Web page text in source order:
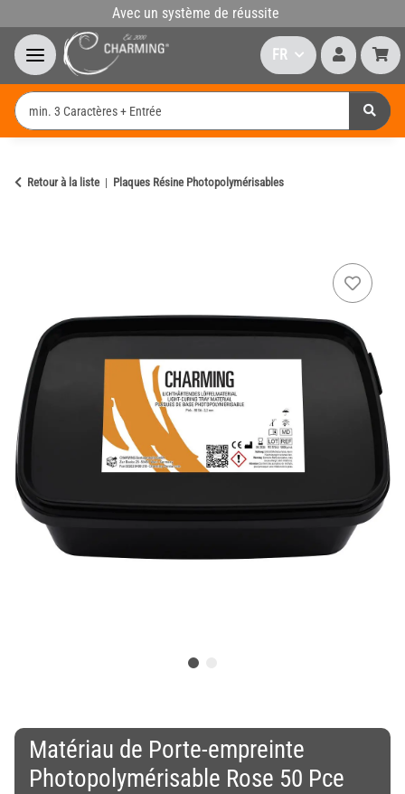
Avec un système de réussite
FR
Retour à la liste Plaques Résine Photopolymérisables
Matériau de Porte-empreinte
Photopolymérisable Rose 50 Pce